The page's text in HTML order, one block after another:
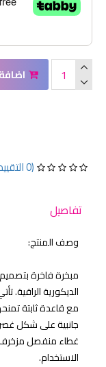
(0 التقييمات)
تفاصيل
وصف المنتج:
مبخرة فاخرة
الديكورية
مع قاعدة ثابتة
جانبية على شكل
غطاء منفصل
الاستخدام.